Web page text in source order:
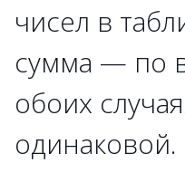
чисел в
сумма — по
обоих
одинаковой.